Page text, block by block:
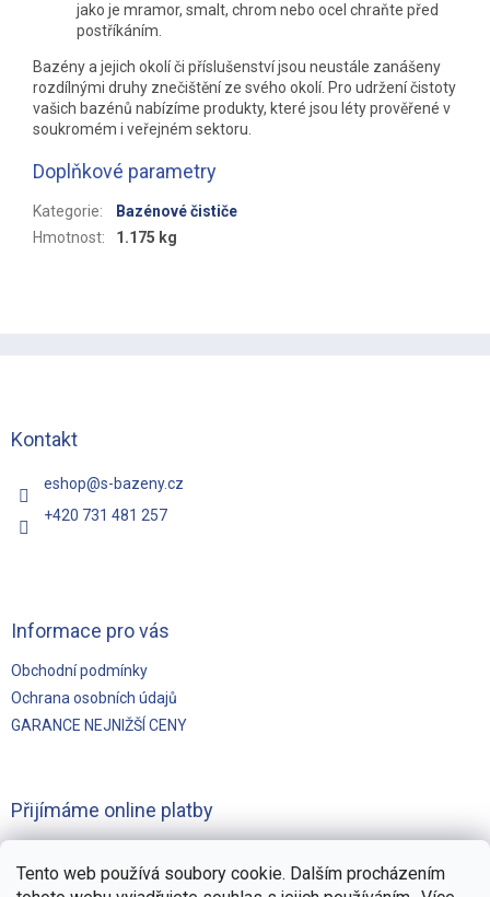
Tento web používá soubory cookie. Dalším procházením
jako je mramor, smalt, chrom nebo ocel chraňte před
postříkáním.
Bazény a jejich okolí či příslušenství jsou neustále zanášeny
rozdílnými druhy znečištění ze svého okolí. Pro udržení čistoty
vašich bazénů nabízíme produkty, které jsou léty prověřené v
soukromém i veřejném sektoru.
Doplňkové parametry
Kategorie:
Bazénové čističe
Hmotnost: 1.175 kg
Kontakt
eshop@s-bazeny.cz
+420 731 481 257
Informace pro vás
Obchodní podmínky
Ochrana osobních údajů
GARANCE NEJNIŽŠÍ CENY
Přijímáme online platby